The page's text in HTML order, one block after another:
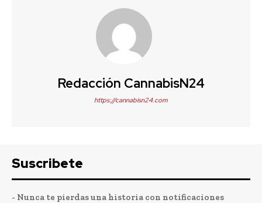
Redacción CannabisN24
https://cannabisn24.com
Suscribete
- Nunca te pierdas una historia con notificaciones